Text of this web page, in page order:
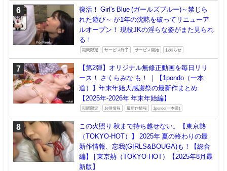
復活！ Girl's Blue (ガールズブルー)～禁じら
れた遊び～ が1年の沈黙を破ってリニューア
ルオープン！ 現役JKの淫らな姿がまた見られ
る！
期間限定 サービス終了 サービス開始 お知らせ
【第2弾】オリジナル無修正動画を毎日リリ
ース！ さくらみな も！ ｜【1pondo（一本
道）】年末年始大感謝祭の最新作まとめ
【2025年-2026年 年末年始編】
期間限定 お得情報 最新作情報 1pondo(一本道)
この火照り 秋まで持ち越せない。【東京熱
（TOKYO-HOT）】 2025年 夏の終わりの最
新作情報、忘我(GIRLS&BOUGA)も！【総合
編】 | 東京熱（TOKYO-HOT）【2025年8月最
新版】